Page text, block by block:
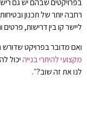
בפרויקטים שבהם יש גם
רחבה יותר של תכנון
ליישר קו בין דרישות,
ואם מדובר בפרויקט
מקצועי להיתרי בנייהיכול
לנו את זה שוב?״.